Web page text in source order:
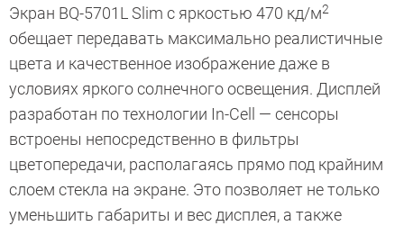
Экран BQ-5701L Slim с яркостью 470 кд/м2
обещает передавать максимально реалистичные
цвета и качественное изображение даже в
условиях яркого солнечного освещения. Дисплей
разработан по технологии In-Cell — сенсоры
встроены непосредственно в фильтры
цветопередачи, располагаясь прямо под крайним
слоем стекла на экране. Это позволяет не только
уменьшить габариты и вес дисплея, а также